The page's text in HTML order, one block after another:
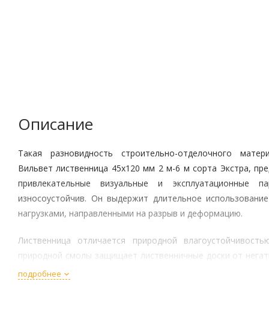
Описание
Такая разновидность строительно-отделочного
Вильвет лиственница 45х120 мм 2 м-6 м сорта Экстра,
привлекательные визуальные и эксплуатационные
износоустойчив. Он выдержит длительное
нагрузками, направленными на разрыв и деформацию.
Лиственница отличается природной
природной смолы защищает лиственничные доски от
сред. Материал не деформируется и не растрескивается.
подробнее